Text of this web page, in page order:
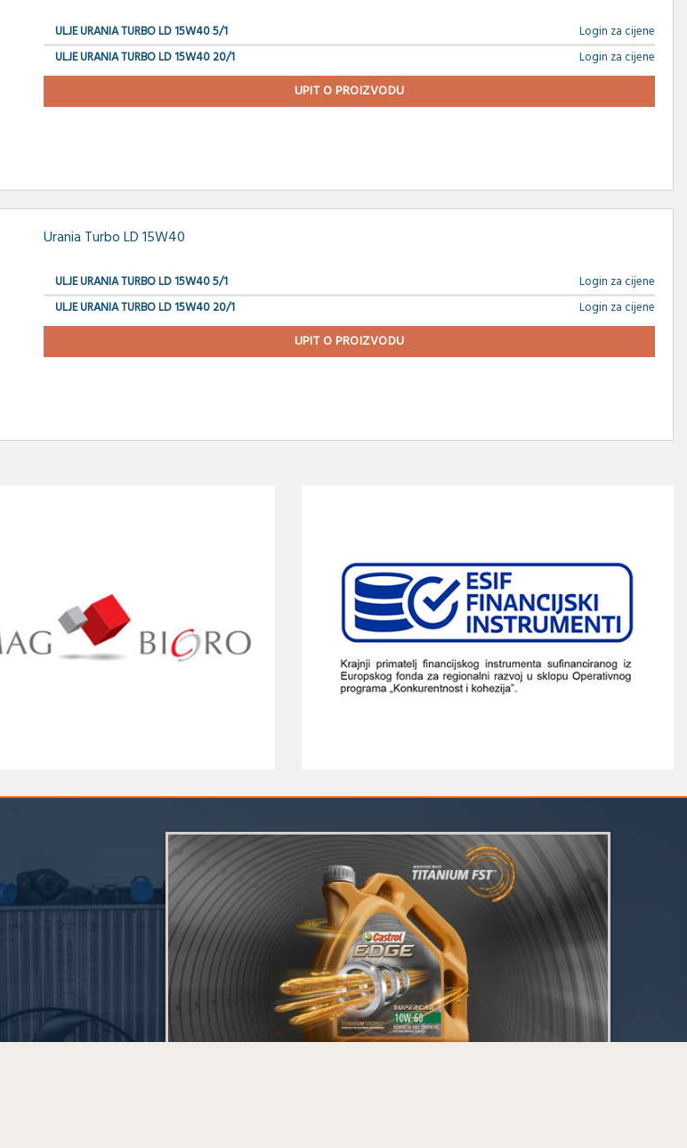
ULJE URANIA TURBO LD 15W40 5/1
Login za cijene
ULJE URANIA TURBO LD 15W40 20/1
Login za cijene
UPIT O PROIZVODU
Urania Turbo LD 15W40
ULJE URANIA TURBO LD 15W40 5/1
Login za cijene
ULJE URANIA TURBO LD 15W40 20/1
Login za cijene
UPIT O PROIZVODU